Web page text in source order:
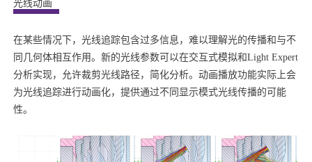
光线动画
在某些情况下，光线追踪包含过多信息，难以理解光的传播和与不
同几何体相互作用。新的光线参数可以在交互式模拟和Light Expert
分析实现，允许裁剪光线路径，简化分析。动画播放功能实际上会
为光线追踪进行动画化，提供通过不同显示模式光线传播的可能
性。